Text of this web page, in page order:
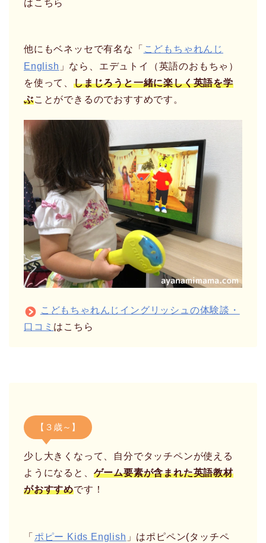
はこちら
他にもベネッセで有名な「 こどもちゃれんじ
English 」なら、エデュトイ（英語のおもちゃ）
を使って、 しまじろうと一緒に楽しく英語を学
ぶことができるのでおすすめです。
こどもちゃれんじイングリッシュの体験談・
口コミ はこちら
【３歳～】
少し大きくなって、自分でタッチペンが使える
ようになると、 ゲーム要素が含まれた英語教材
がおすすめです！
「 ポピー Kids English 」はポピペン(タッチペ